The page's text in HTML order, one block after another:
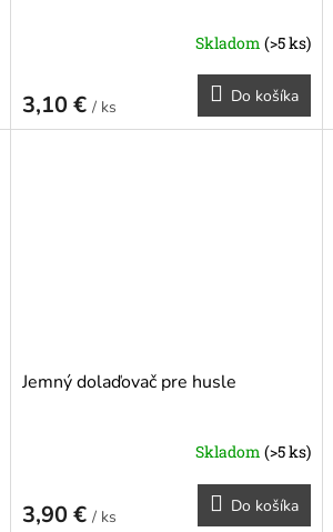
Skladom (>5 ks)
3,10 € / ks
Do košíka
Jemný dolaďovač pre husle
Skladom (>5 ks)
3,90 € / ks
Do košíka